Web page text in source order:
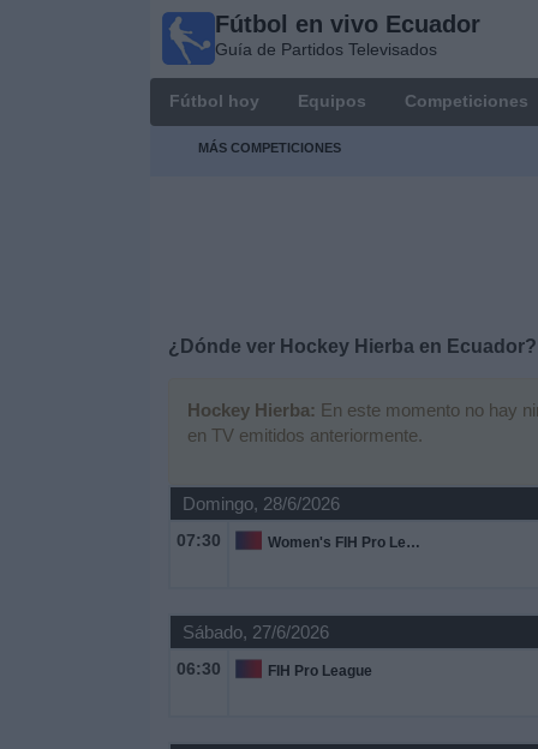
Fútbol en vivo Ecuador
Guía de Partidos Televisados
Fútbol hoy Equipos Competiciones
MÁS COMPETICIONES
¿Dónde ver Hockey Hierba en Ecuador?
Hockey Hierba: En este momento no hay
en TV emitidos anteriormente.
Domingo, 28/6/2026
07:30 Women's FIH Pro League
Sábado, 27/6/2026
06:30 FIH Pro League
Ecuador